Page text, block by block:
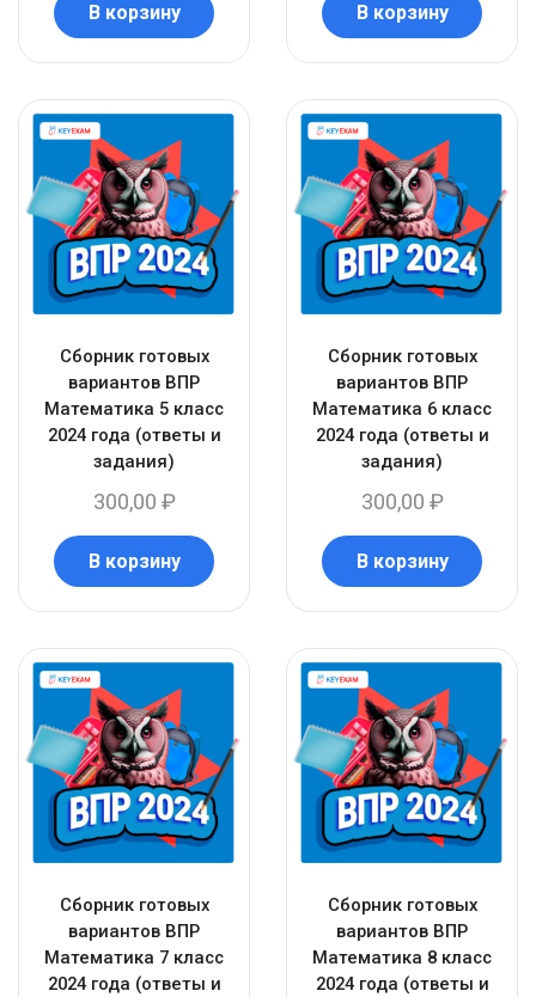
В корзину В корзину
Сборник готовых
вариантов ВПР
Математика 5 класс
2024 года (ответы и
задания)
300,00 ₽
В корзину
Сборник готовых
вариантов ВПР
Математика 6 класс
2024 года (ответы и
задания)
300,00 ₽
В корзину
Сборник готовых
вариантов ВПР
Математика 7 класс
2024 года (ответы и
Сборник готовых
вариантов ВПР
Математика 8 класс
2024 года (ответы и